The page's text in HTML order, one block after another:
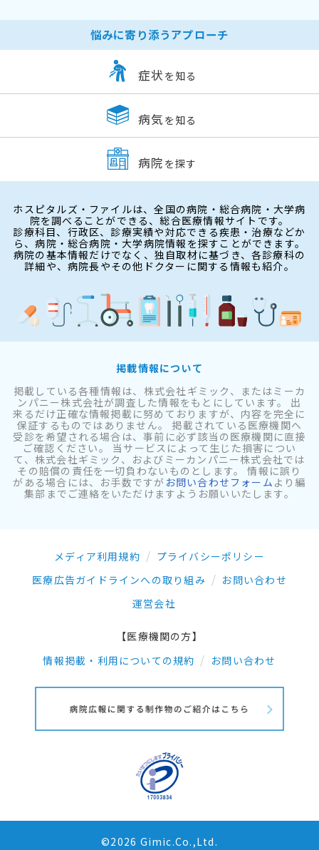
悩みに寄り添うアプローチ
症状 を知る
病気 を知る
病院 を探す
ホスピタルズ・ファイルは、全国の病院・総合病院・大学病
院を調べることができる、総合医療情報サイトです。
診療科目、行政区、診療実績や対応できる疾患・治療などか
ら、病院・総合病院・大学病院情報を探すことができます。
病院の基本情報だけでなく、独自取材に基づき、各診療科の
詳細や、病院長やその他ドクターに関する情報も紹介。
掲載情報について
掲載している各種情報は、株式会社ギミック、またはミーカ
ンパニー株式会社が調査した情報をもとにしています。 出
来るだけ正確な情報掲載に努めておりますが、内容を完全に
保証するものではありません。 掲載されている医療機関へ
受診を希望される場合は、事前に必ず該当の医療機関に直接
ご確認ください。 当サービスによって生じた損害につい
て、株式会社ギミック、およびミーカンパニー株式会社では
その賠償の責任を一切負わないものとします。 情報に誤り
がある場合には、お手数ですが お問い合わせフォーム より編
集部までご連絡をいただけますようお願いいたします。
メディア利用規約
プライバシーポリシー
医療広告ガイドラインへの取り組み
お問い合わせ
運営会社
【医療機関の方】
情報掲載・利用についての規約
お問い合わせ
©2026 Gimic.Co.,Ltd.